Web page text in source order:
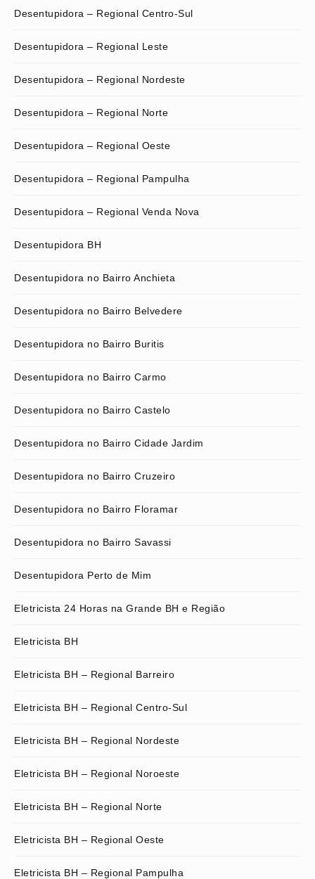
Desentupidora – Regional Centro-Sul
Desentupidora – Regional Leste
Desentupidora – Regional Nordeste
Desentupidora – Regional Norte
Desentupidora – Regional Oeste
Desentupidora – Regional Pampulha
Desentupidora – Regional Venda Nova
Desentupidora BH
Desentupidora no Bairro Anchieta
Desentupidora no Bairro Belvedere
Desentupidora no Bairro Buritis
Desentupidora no Bairro Carmo
Desentupidora no Bairro Castelo
Desentupidora no Bairro Cidade Jardim
Desentupidora no Bairro Cruzeiro
Desentupidora no Bairro Floramar
Desentupidora no Bairro Savassi
Desentupidora Perto de Mim
Eletricista 24 Horas na Grande BH e Região
Eletricista BH
Eletricista BH – Regional Barreiro
Eletricista BH – Regional Centro-Sul
Eletricista BH – Regional Nordeste
Eletricista BH – Regional Noroeste
Eletricista BH – Regional Norte
Eletricista BH – Regional Oeste
Eletricista BH – Regional Pampulha